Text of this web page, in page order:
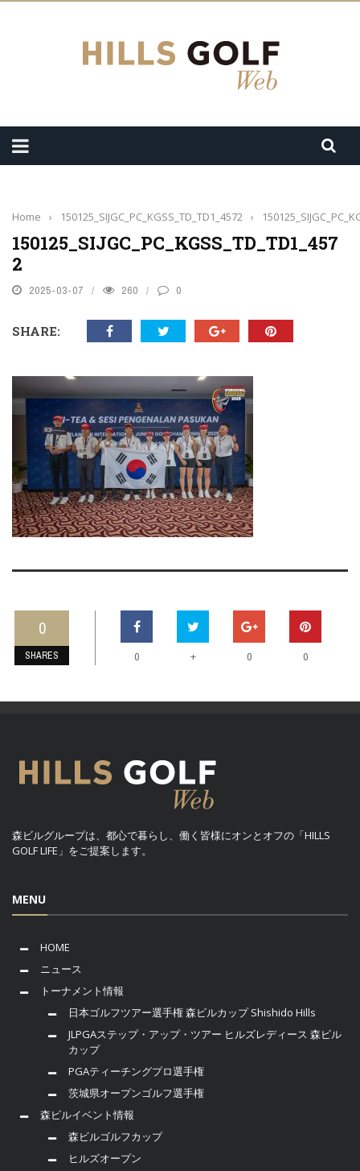
Home › 150125_SIJGC_PC_KGSS_TD_TD1_4572 ›
150125_SIJGC_PC_KGSS_TD_TD1_457
2
2025-03-07 260 0
SHARE:
0
SHARES 0 + 0 0
森ビルグループは、都心で暮らし、働く皆様にオンとオフの「HILLS
GOLF LIFE」をご提案します。
MENU
HOME
ニュース
トーナメント情報
日本ゴルフツアー選手権 森ビルカップ Shishido Hills
JLPGAステップ・アップ・ツアー ヒルズレディース 森ビル
カップ
PGAティーチングプロ選手権
茨城県オープンゴルフ選手権
森ビルイベント情報
森ビルゴルフカップ
ヒルズオープン